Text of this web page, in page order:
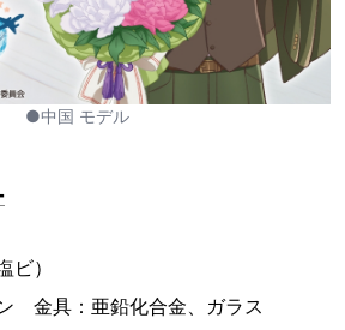
●中国 モデル
）
具：亜鉛化合金、ガラス